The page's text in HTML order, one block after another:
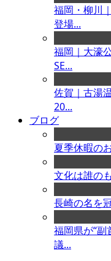
福岡・柳川
登場...
福岡｜大濠
SE...
佐賀｜古湯
20...
ブログ
夏季休暇の
文化は誰の
長崎の名を
福岡県が“副
議...